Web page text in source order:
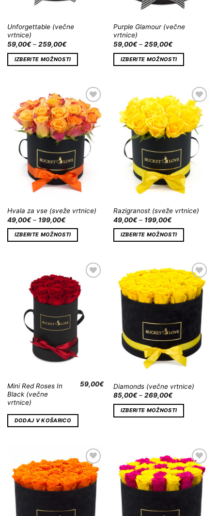
Unforgettable (večne
vrtnice)
59,00€– 259,00€
IZBERITE MOŽNOSTI
Purple Glamour (večne
vrtnice)
59,00€– 259,00€
IZBERITE MOŽNOSTI
Dodaj
na
Wishlist
Hvala za vse (sveže vrtnice)
49,00€– 199,00€
IZBERITE MOŽNOSTI
Dodaj
na
Wishlist
Razigranost (sveže vrtnice)
49,00€– 199,00€
IZBERITE MOŽNOSTI
Dodaj
Wishlist
Mini Red Roses In
Black (večne
vrtnice)
59,00€
DODAJ V KOŠARICO
Dodaj
na
Wishlist
Diamonds (večne vrtnice)
85,00€– 269,00€
IZBERITE MOŽNOSTI
Dodaj
na
Wishlist
Dodaj
na
Wishlist